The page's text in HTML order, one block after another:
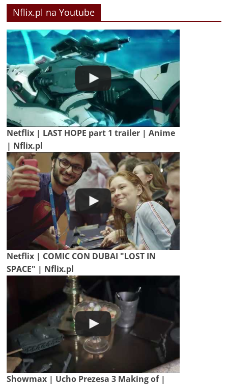
Nflix.pl na Youtube
Netflix | LAST HOPE part 1 trailer | Anime
| Nflix.pl
Netflix | COMIC CON DUBAI "LOST IN
SPACE" | Nflix.pl
Showmax | Ucho Prezesa 3 Making of |